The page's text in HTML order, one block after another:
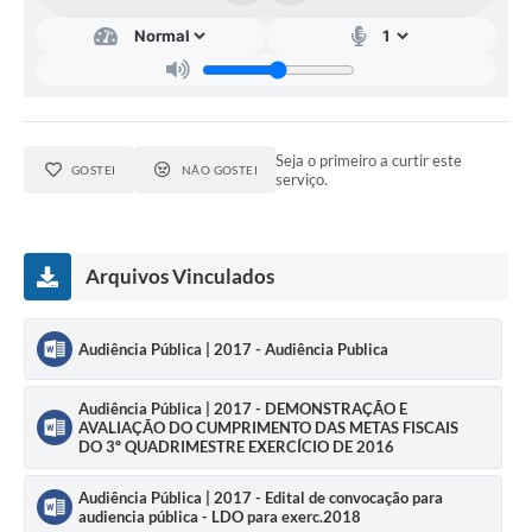
Carta de Serviços
Legislação
Contas Públicas
Pesquisa de Satisfação
e-SIC
Contratos
GOSTEI NÃO GOSTEI
Seja o primeiro a curtir este
serviço.
Arquivos Vinculados
Audiência Pública | 2017 - Audiência Publica
Audiência Pública | 2017 - DEMONSTRAÇÃO E
AVALIAÇÃO DO CUMPRIMENTO DAS METAS FISCAIS
DO 3º QUADRIMESTRE EXERCÍCIO DE 2016
Audiência Pública | 2017 - Edital de convocação para
audiencia pública - LDO para exerc.2018